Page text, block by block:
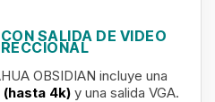
SALIDA DE VIDEO
OBSIDIAN incluye una
(hasta 4k) y una salida VGA.